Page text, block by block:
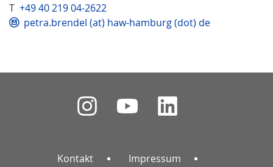
T +49 40 219 04-2622
petra.brendel (at) haw-hamburg (dot) de
Kontakt Impressum